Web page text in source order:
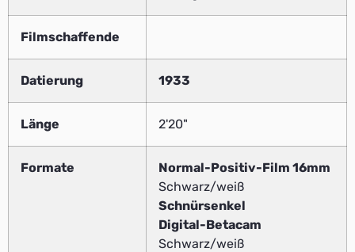
Filmschaffende
Datierung 1933
Länge 2'20"
Formate
Normal-Positiv-Film 16mm
Schwarz/weiß
Schnürsenkel
Digital-Betacam
Schwarz/weiß